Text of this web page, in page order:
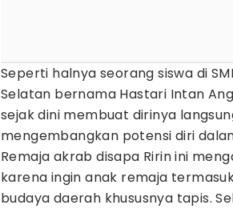
Seperti halnya seorang siswa di
Selatan bernama Hastari Intan
sejak dini membuat dirinya
mengembangkan potensi diri
Remaja akrab disapa Ririn ini
karena ingin anak remaja
budaya daerah khususnya tapis.